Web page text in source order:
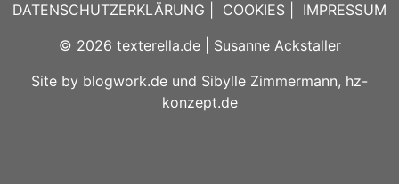
DATENSCHUTZERKLÄRUNG COOKIES
IMPRESSUM
© 2026 texterella.de| Susanne Ackstaller
Site by blogwork.de und Sibylle Zimmermann, hz-
konzept.de